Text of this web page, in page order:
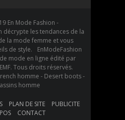
En Mode Fashion -
décrypte les tendances de la
la mode femme et vous
de style. EnModeFashion
mode en ligne édité par
Tous droits réservés.
homme - Desert boots -
homme
PLAN DE SITE
PUBLICITE
CONTACT